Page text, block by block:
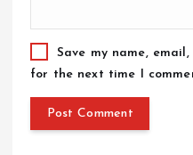
Save my name,
for the next time I